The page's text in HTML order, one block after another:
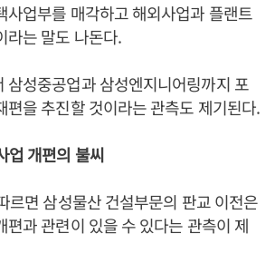
사업부를 매각하고 해외사업과 플랜트
라는 말도 나돈다.
삼성중공업과 삼성엔지니어링까지 포
편을 추진할 것이라는 관측도 제기된다.
개편의 불씨
르면 삼성물산 건설부문의 판교 이전은
편과 관련이 있을 수 있다는 관측이 제